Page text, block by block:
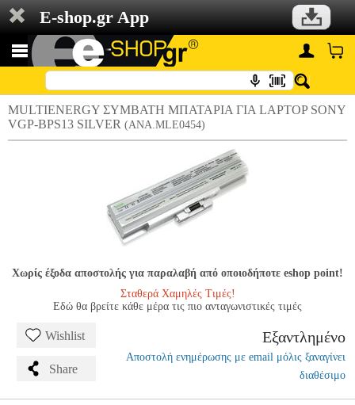
E-shop.gr App
MULTIENERGY ΣΥΜΒΑΤΗ ΜΠΑΤΑΡΙΑ ΓΙΑ LAPTOP SONY
VGP-BPS13 SILVER (ANA.MLE0454)
Χωρίς έξοδα αποστολής για παραλαβή από οποιοδήποτε eshop point!
Σταθερά Χαμηλές Τιμές!
Εδώ θα βρείτε κάθε μέρα τις πιο ανταγωνιστικές τιμές
Wishlist
Share
Εξαντλημένο
Αποστολή ενημέρωσης με email μόλις ξαναγίνει
διαθέσιμο